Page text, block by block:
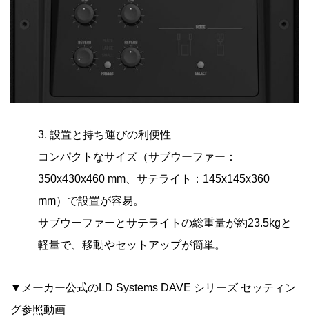
3. 設置と持ち運びの利便性
コンパクトなサイズ（サブウーファー：
350x430x460 mm、サテライト：145x145x360
mm）で設置が容易。
サブウーファーとサテライトの総重量が約23.5kgと
軽量で、移動やセットアップが簡単。
▼メーカー公式のLD Systems DAVE シリーズ セッティン
グ参照動画